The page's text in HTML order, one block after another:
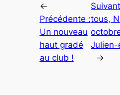
←
Précédente :
Un nouveau
haut gradé
au club !
tous,
Julien-
→